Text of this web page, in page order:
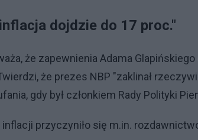
dojdzie do 17 proc."
że zapewnienia Adama
że prezes NBP "zaklinał
gdy był członkiem Rady Polityki
przyczyniło się m.in.